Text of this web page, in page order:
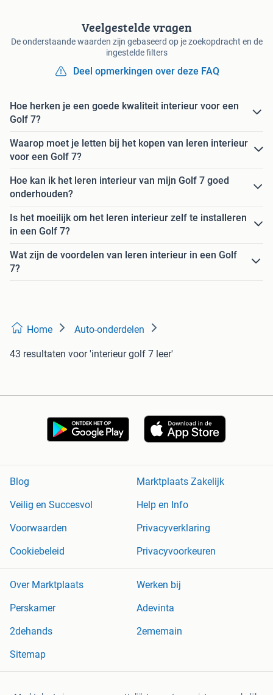
Veelgestelde vragen
De onderstaande waarden zijn gebaseerd op je zoekopdracht en de
ingestelde filters
Deel opmerkingen over deze FAQ
Hoe herken je een goede kwaliteit interieur voor een
Golf 7?
Waarop moet je letten bij het kopen van leren interieur
voor een Golf 7?
Hoe kan ik het leren interieur van mijn Golf 7 goed
onderhouden?
Is het moeilijk om het leren interieur zelf te installeren
in een Golf 7?
Wat zijn de voordelen van leren interieur in een Golf
7?
Home Auto-onderdelen
43 resultaten voor 'interieur golf 7 leer'
Blog
Marktplaats Zakelijk
Veilig en Succesvol
Help en Info
Voorwaarden
Privacyverklaring
Cookiebeleid
Privacyvoorkeuren
Over Marktplaats
Werken bij
Perskamer
Adevinta
2dehands
2ememain
Sitemap